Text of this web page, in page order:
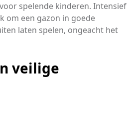
spelende kinderen. Intensief
om een gazon in goede
laten spelen, ongeacht het
veilige